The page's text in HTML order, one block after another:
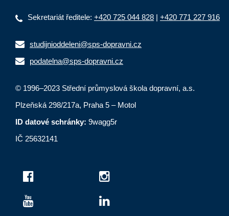
Sekretariát ředitele: +420 725 044 828 | +420 771 227 916
studijnioddeleni@sps-dopravni.cz
podatelna@sps-dopravni.cz
© 1996–2023 Střední průmyslová škola dopravní, a.s.
Plzeňská 298/217a, Praha 5 – Motol
ID datové schránky: 9wagg5r
IČ 25632141